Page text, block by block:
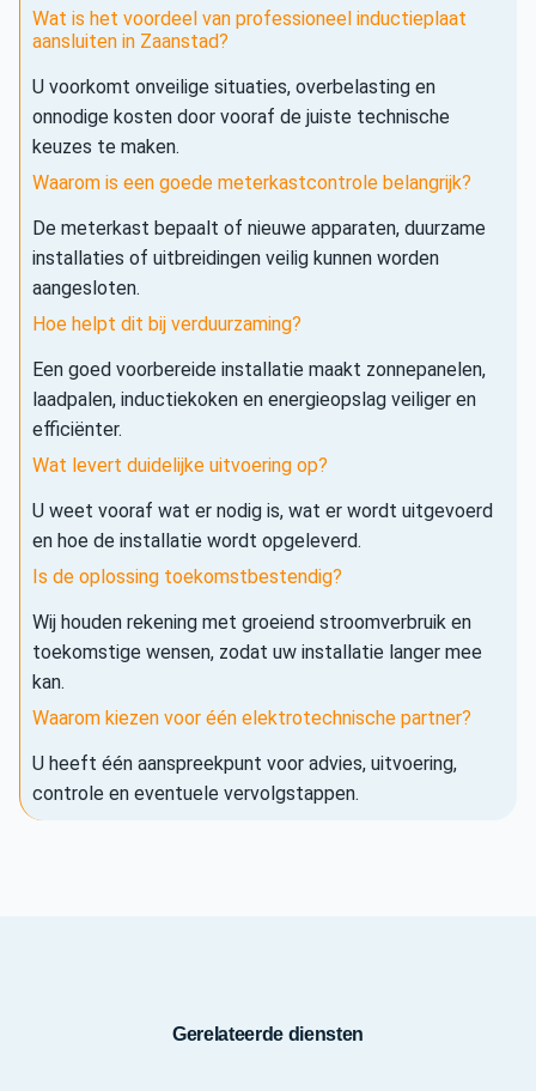
Wat is het voordeel van professioneel inductieplaat
aansluiten in Zaanstad?
U voorkomt onveilige situaties, overbelasting en
onnodige kosten door vooraf de juiste technische
keuzes te maken.
Waarom is een goede meterkastcontrole belangrijk?
De meterkast bepaalt of nieuwe apparaten, duurzame
installaties of uitbreidingen veilig kunnen worden
aangesloten.
Hoe helpt dit bij verduurzaming?
Een goed voorbereide installatie maakt zonnepanelen,
laadpalen, inductiekoken en energieopslag veiliger en
efficiënter.
Wat levert duidelijke uitvoering op?
U weet vooraf wat er nodig is, wat er wordt uitgevoerd
en hoe de installatie wordt opgeleverd.
Is de oplossing toekomstbestendig?
Wij houden rekening met groeiend stroomverbruik en
toekomstige wensen, zodat uw installatie langer mee
kan.
Waarom kiezen voor één elektrotechnische partner?
U heeft één aanspreekpunt voor advies, uitvoering,
controle en eventuele vervolgstappen.
Gerelateerde diensten